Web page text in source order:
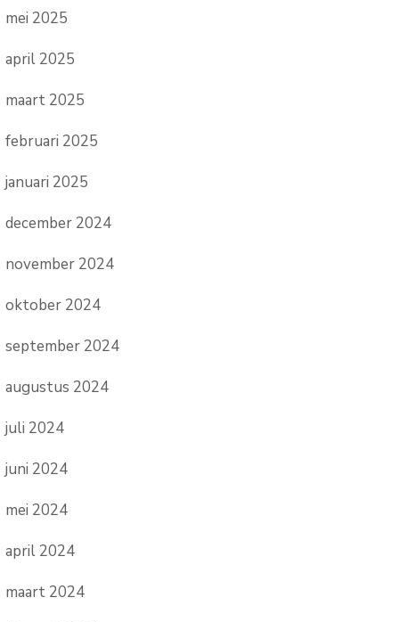
mei 2025
april 2025
maart 2025
februari 2025
januari 2025
december 2024
november 2024
oktober 2024
september 2024
augustus 2024
juli 2024
juni 2024
mei 2024
april 2024
maart 2024